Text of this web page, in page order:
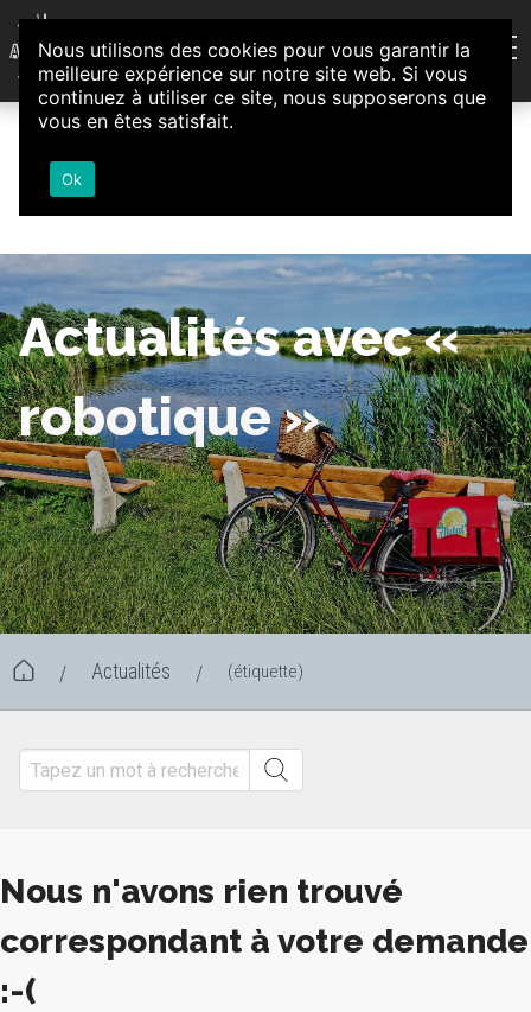
Aller au contenu
Association d'Animation et d'Initiatives Citoyennes
Loire-Authion
Actualités avec «
robotique »
/ Actualités / (étiquette)
Nous n'avons rien trouvé
correspondant à votre demande
:-(
Nous utilisons des cookies pour vous garantir la
meilleure expérience sur notre site web. Si vous
continuez à utiliser ce site, nous supposerons que
vous en êtes satisfait.
Ok